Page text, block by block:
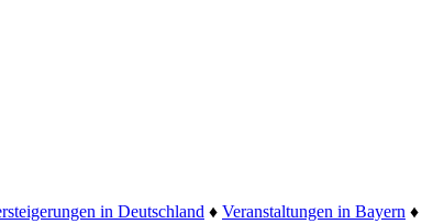
in Deutschland ♦ Veranstaltungen in Bayern ♦